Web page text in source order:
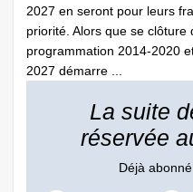
2027 en seront pour leurs
priorité. Alors que se clôture
programmation 2014-2020
2027 démarre ...
La suite
réservée
Déjà